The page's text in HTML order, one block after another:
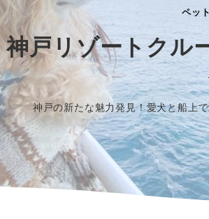
ペッ
神戸リゾートクル
神戸の新たな魅力発見！愛犬と船上